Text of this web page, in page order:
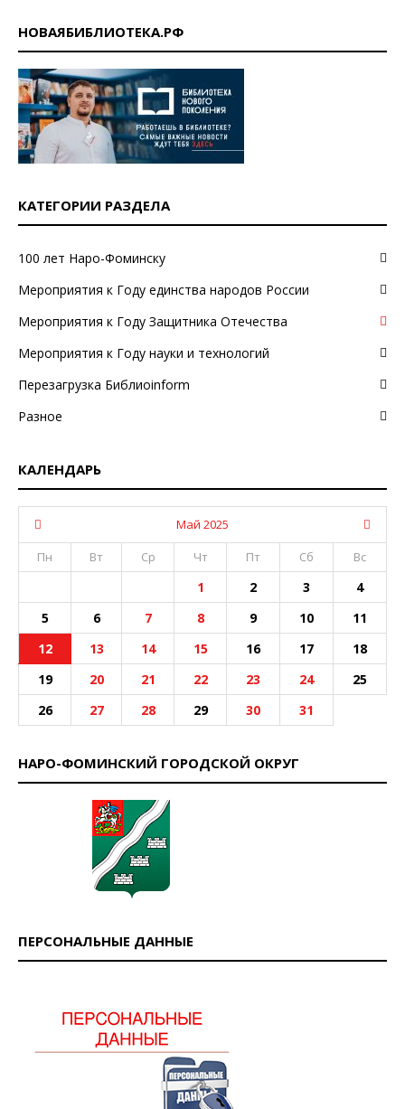
НОВАЯБИБЛИОТЕКА.РФ
КАТЕГОРИИ РАЗДЕЛА
100 лет Наро-Фоминску
Мероприятия к Году единства народов России
Мероприятия к Году Защитника Отечества
Мероприятия к Году науки и технологий
Перезагрузка Библиоinform
Разное
КАЛЕНДАРЬ
Май 2025
Пн
Вт Ср Чт Пт Сб Вс
1 2 3
4
5
6 7 8 9 10
11
12
13 14 15 16 17
18
19
20 21 22 23 24
25
26
27 28 29 30 31
НАРО-ФОМИНСКИЙ ГОРОДСКОЙ ОКРУГ
ПЕРСОНАЛЬНЫЕ ДАННЫЕ